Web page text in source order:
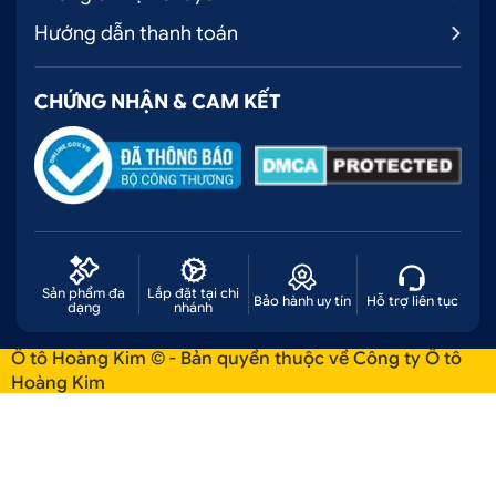
Hướng dẫn thanh toán
CHỨNG NHẬN & CAM KẾT
Sản phẩm đa
dạng
Lắp đặt tại chi
nhánh
Bảo hành uy tín Hỗ trợ liên tục
Ô tô Hoàng Kim © - Bản quyền thuộc về Công ty Ô tô
Hoàng Kim